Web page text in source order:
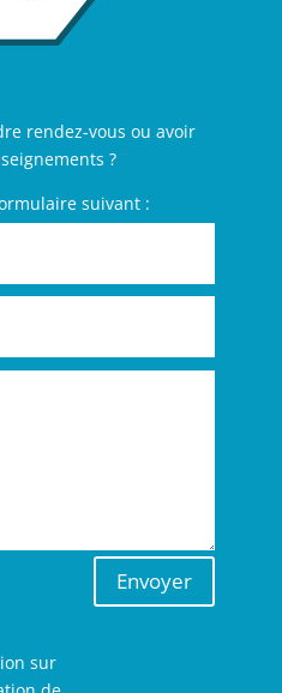
rendez-vous ou avoir
?
suivant :
Envoyer
sur